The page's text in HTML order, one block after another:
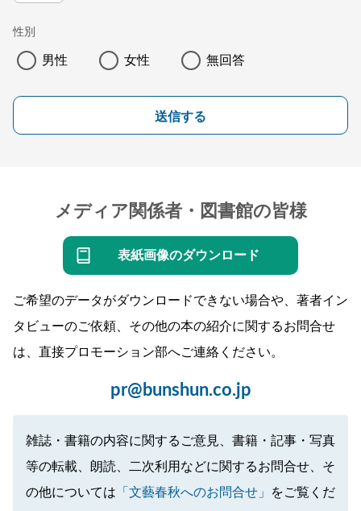
性別
男性 女性 無回答
送信する
メディア関係者・図書館の皆様
表紙画像のダウンロード
ご希望のデータがダウンロードできない場合や、著者イン
タビューのご依頼、その他の本の紹介に関するお問合せ
は、直接プロモーション部へご連絡ください。
pr@bunshun.co.jp
雑誌・書籍の内容に関するご意見、書籍・記事・写真
等の転載、朗読、二次利用などに関するお問合せ、そ
の他については 「文藝春秋へのお問合せ」 をご覧くだ